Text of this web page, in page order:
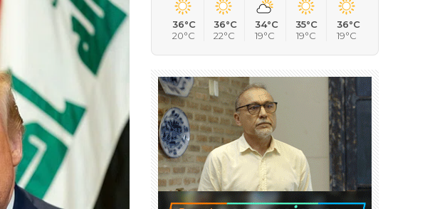
36°C
20°C
36°C
22°C
34°C
19°C
35°C
19°C
36°C
19°C